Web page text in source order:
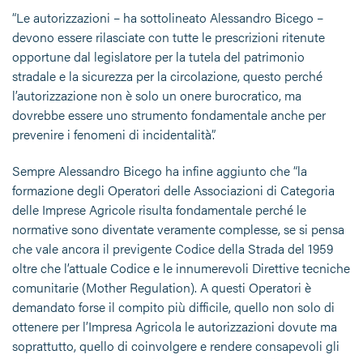
“Le autorizzazioni – ha sottolineato Alessandro Bicego –
devono essere rilasciate con tutte le prescrizioni ritenute
opportune dal legislatore per la tutela del patrimonio
stradale e la sicurezza per la circolazione, questo perché
l’autorizzazione non è solo un onere burocratico, ma
dovrebbe essere uno strumento fondamentale anche per
prevenire i fenomeni di incidentalità”.
Sempre Alessandro Bicego ha infine aggiunto che “la
formazione degli Operatori delle Associazioni di Categoria
delle Imprese Agricole risulta fondamentale perché le
normative sono diventate veramente complesse, se si pensa
che vale ancora il previgente Codice della Strada del 1959
oltre che l’attuale Codice e le innumerevoli Direttive tecniche
comunitarie (Mother Regulation). A questi Operatori è
demandato forse il compito più difficile, quello non solo di
ottenere per l’Impresa Agricola le autorizzazioni dovute ma
soprattutto, quello di coinvolgere e rendere consapevoli gli